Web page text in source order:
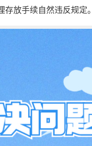
放手续自然违反规定。